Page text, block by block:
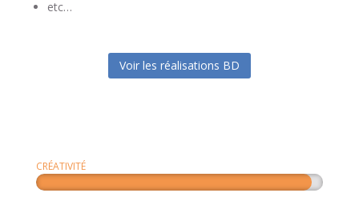
etc…
Voir les réalisations BD
CRÉATIVITÉ